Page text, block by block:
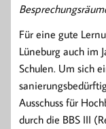
Für eine gute
Lüneburg auch im
Schulen. Um sich
Ausschuss für
durch die BBS III